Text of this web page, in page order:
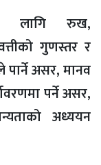
लागि रुख,
गुणस्तर र
पार्ने असर, मानव
पर्ने असर,
अध्ययन